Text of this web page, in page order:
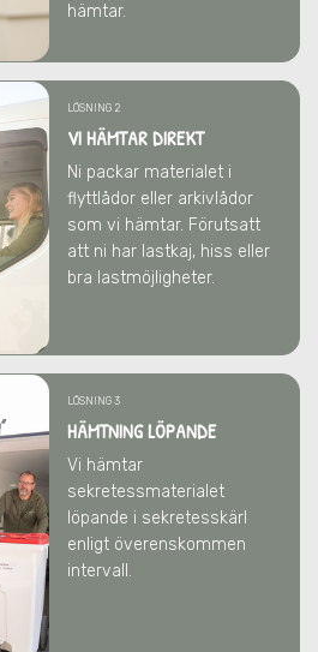
hämtar.
LÖSNING 2
VI HÄMTAR DIREKT
Ni packar materialet i
flyttlådor eller arkivlådor
som vi hämtar. Förutsatt
att ni har lastkaj, hiss eller
bra lastmöjligheter.
LÖSNING 3
HÄMTNING LÖPANDE
Vi hämtar
sekretessmaterialet
löpande i sekretesskärl
enligt överenskommen
intervall.